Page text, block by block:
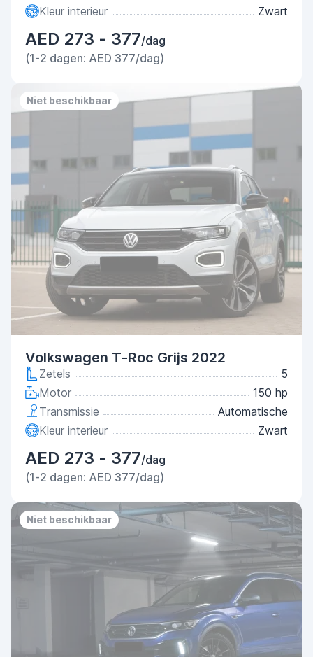
Kleur interieur
Zwart
AED 273 - 377/dag
(1-2 dagen: AED 377/dag)
Niet beschikbaar
Volkswagen T-Roc Grijs 2022
Zetels
5
Motor
150 hp
Transmissie
Automatische
Kleur interieur
Zwart
AED 273 - 377/dag
(1-2 dagen: AED 377/dag)
Niet beschikbaar